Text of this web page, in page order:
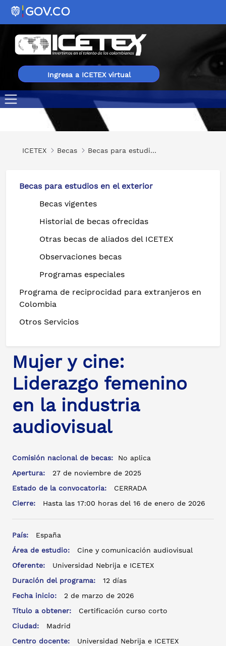
Ingresa a ICETEX virtual
Mujer y cine: Liderazgo femenino en la industria
ICETEX Becas Becas para estudios en el exterior
Becas para estudios en el exterior
Becas vigentes
Historial de becas ofrecidas
Otras becas de aliados del ICETEX
Observaciones becas
Programas especiales
Programa de reciprocidad para extranjeros en
Colombia
Otros Servicios
Mujer y cine:
Liderazgo femenino
en la industria
audiovisual
Comisión nacional de becas: No aplica
Apertura:
27 de noviembre de 2025
Estado de la convocatoria:
CERRADA
Cierre:
Hasta las 17:00 horas del 16 de enero de 2026
País:
España
Área de estudio:
Cine y comunicación audiovisual
Oferente:
Universidad Nebrija e ICETEX
Duración del programa:
12 días
Fecha inicio:
2 de marzo de 2026
Título a obtener:
Certificación curso corto
Ciudad:
Madrid
Centro docente:
Universidad Nebrija e ICETEX